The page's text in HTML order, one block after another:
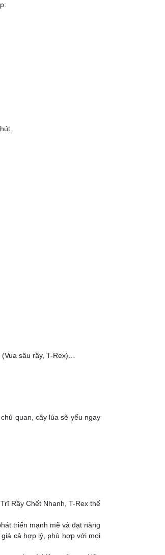
sâu rầy, T-Rex)…
quan, cây lúa sẽ yếu ngay
Rầy Chết Nhanh, T-Rex thế
triển mạnh mẽ và đạt năng
cả hợp lý, phù hợp với mọi